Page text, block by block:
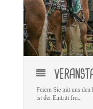
Feiern Sie mit uns den
ist der Eintritt frei.